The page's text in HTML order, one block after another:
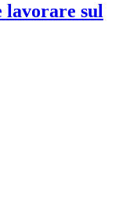
lavorare sul